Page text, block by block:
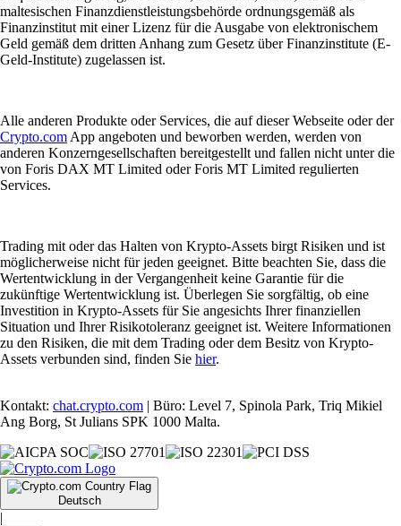
maltesischen Finanzdienstleistungsbehörde ordnungsgemäß als
Finanzinstitut mit einer Lizenz für die Ausgabe von elektronischem
Geld gemäß dem dritten Anhang zum Gesetz über Finanzinstitute (E-
Geld-Institute) zugelassen ist.
Alle anderen Produkte oder Services, die auf dieser Webseite oder der
Crypto.com App angeboten und beworben werden, werden von
anderen Konzerngesellschaften bereitgestellt und fallen nicht unter die
von Foris DAX MT Limited oder Foris MT Limited regulierten
Services.
Trading mit oder das Halten von Krypto-Assets birgt Risiken und ist
möglicherweise nicht für jeden geeignet. Bitte beachten Sie, dass die
Wertentwicklung in der Vergangenheit keine Garantie für die
zukünftige Wertentwicklung ist. Überlegen Sie sorgfältig, ob eine
Investition in Krypto-Assets für Sie angesichts Ihrer finanziellen
Situation und Ihrer Risikotoleranz geeignet ist. Weitere Informationen
zu den Risiken, die mit dem Trading oder dem Besitz von Krypto-
Assets verbunden sind, finden Sie hier.
Kontakt: chat.crypto.com | Büro: Level 7, Spinola Park, Triq Mikiel
Ang Borg, St Julians SPK 1000 Malta.
Deutsch
|